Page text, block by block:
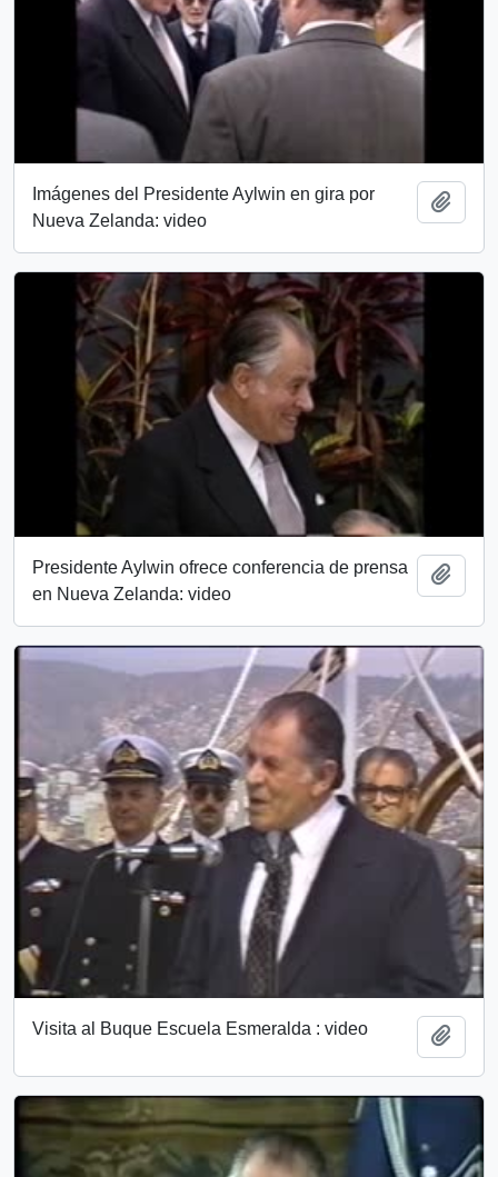
Imágenes del Presidente Aylwin en gira por
Nueva Zelanda: video
Presidente Aylwin ofrece conferencia de prensa
en Nueva Zelanda: video
Visita al Buque Escuela Esmeralda : video